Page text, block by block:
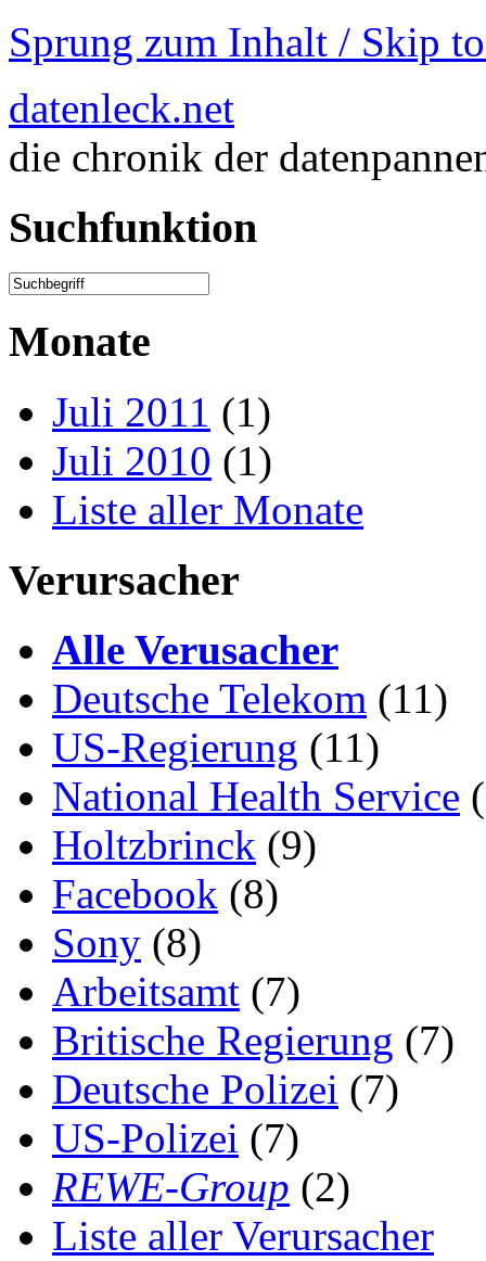
Sprung zum Inhalt / Skip
datenleck.net
die chronik der
Suchfunktion
Monate
Juli 2011 (1)
Juli 2010 (1)
Liste aller Monate
Verursacher
Alle Verusacher
Deutsche Telekom (11)
US-Regierung (11)
National Health Service
Holtzbrinck (9)
Facebook (8)
Sony (8)
Arbeitsamt (7)
Britische Regierung (7)
Deutsche Polizei (7)
US-Polizei (7)
REWE-Group (2)
Liste aller Verursacher